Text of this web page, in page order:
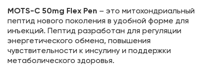
MOTS-C 50mg Flex Pen – это митохондриальный
пептид нового поколения в удобной форме для
инъекций. Пептид разработан для регуляции
энергетического обмена, повышения
чувствительности к инсулину и поддержки
метаболического здоровья.